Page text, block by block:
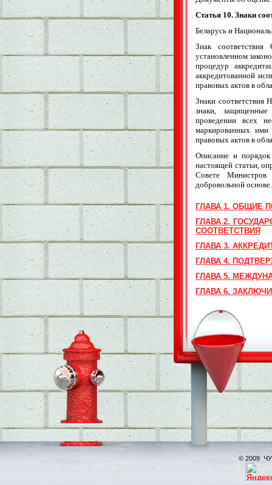
Статья 10. Знаки
Беларусь и
Знак
установленном
процедур
аккредитованной
правовых актов в
Знаки соответствия
знаки, защищенные
проведении всех
маркированных ими
правовых актов в
Описание и порядок
настоящей статьи,
Совете Министров
добровольной основе.
ГЛАВА 1. ОБЩИЕ
ГЛАВА 2.
СООТВЕТСТВИЯ
ГЛАВА 3.
ГЛАВА 4.
ГЛАВА 5.
ГЛАВА 6.
© 2009